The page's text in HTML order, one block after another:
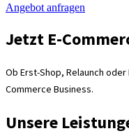
Angebot anfragen
Jetzt E-
Ob Erst-Shop, Relaunch
Commerce Business.
Unsere